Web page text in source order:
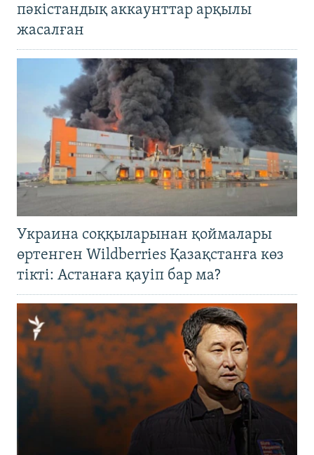
пәкістандық аккаунттар арқылы
жасалған
Украина соққыларынан қоймалары
өртенген Wildberries Қазақстанға көз
тікті: Астанаға қауіп бар ма?